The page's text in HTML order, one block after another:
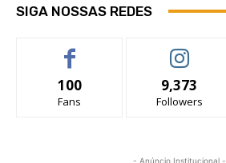
SIGA NOSSAS REDES
100
Fans
9,373
Followers
- Anúncio Institucional -